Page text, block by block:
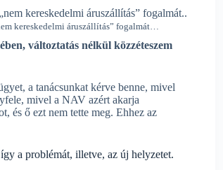
kereskedelmi áruszállítás” fogalmát…
változtatás nélkül közzéteszem
a tanácsunkat kérve benne, mivel
mivel a NAV azért akarja
és ő ezt nem tette meg. Ehhez az
a problémát, illetve, az új helyzetet.